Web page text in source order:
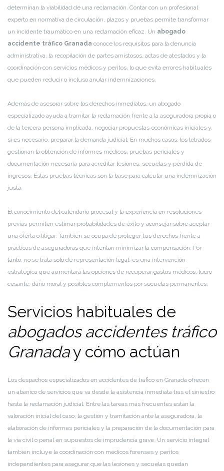
determinan la viabilidad de una reclamación. Contar con un profesional
experto en normativa de circulación, plazos y pruebas permite transformar
un incidente traumático en una reclamación eficaz. Un abogado
accidente tráfico Granada conoce los requisitos para la denuncia
administrativa, la recopilación de partes amistosos, actas de atestados y la
coordinación con servicios médicos y peritos, lo que evita errores habituales
que pueden reducir o incluso anular indemnizaciones.
Además de asesorar sobre los derechos inmediatos, un abogado
especializado ayuda a tramitar la reclamación frente a la aseguradora propia o
de la tercera persona implicada, negociar propuestas económicas iniciales y,
si es necesario, preparar la demanda judicial. En muchos casos, los letrados
gestionan la obtención de informes médicos, pruebas periciales y
documentación necesaria para acreditar lesiones, secuelas y pérdida de
ingresos. Estas pruebas técnicas son la base para calcular una indemnización
justa.
El conocimiento del calendario procesal y la experiencia en resoluciones
previas permiten estimar probabilidades de éxito y aconsejar sobre aceptar
una oferta o litigar. También se ocupa de proteger tus derechos frente a
prácticas de aseguradoras que intentan minimizar la compensación. Por
tanto, no se trata solo de representación legal: es una intervención
estratégica que aumentará las opciones de recuperar gastos médicos, lucro
cesante, daño moral y posibles complementos por secuelas permanentes.
Servicios habituales de
abogados accidentes tráfico
Granaday cómo actúan
Los despachos especializados en accidentes de tráfico en Granada ofrecen
un abanico de servicios que va desde la asistencia inmediata tras el siniestro
hasta la reclamación judicial. Entre las tareas más frecuentes están la
valoración inicial del caso, la gestión y tramitación ante la aseguradora, la
elaboración de informes periciales y la preparación de la documentación para
la vía civil o penal en supuestos de imprudencia grave. Un servicio integral
también incluye la coordinación con médicos forenses y peritos
independientes para asegurar que las lesiones y secuelas quedan